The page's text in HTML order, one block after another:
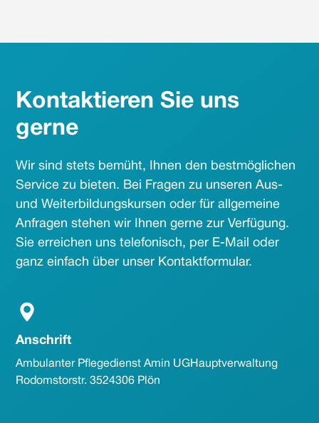
Kontaktieren Sie uns
gerne
Wir sind stets bemüht, Ihnen den bestmöglichen
Service zu bieten. Bei Fragen zu unseren Aus-
und Weiterbildungskursen oder für allgemeine
Anfragen stehen wir Ihnen gerne zur Verfügung.
Sie erreichen uns telefonisch, per E-Mail oder
ganz einfach über unser Kontaktformular.
Anschrift
Ambulanter Pflegedienst Amin UG Hauptverwaltung
Rodomstorstr. 35 24306 Plön